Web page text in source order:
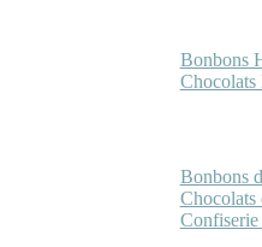
Bonbons
Chocolats
Bonbons
Chocolats